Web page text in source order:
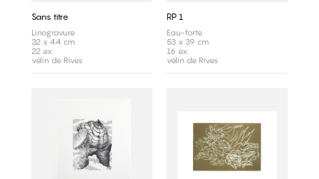
Sans titre
Linogravure
32 x 44 cm
22 ex.
vélin de Rives
RP 1
Eau-forte
53 x 39 cm
16 ex.
vélin de Rives